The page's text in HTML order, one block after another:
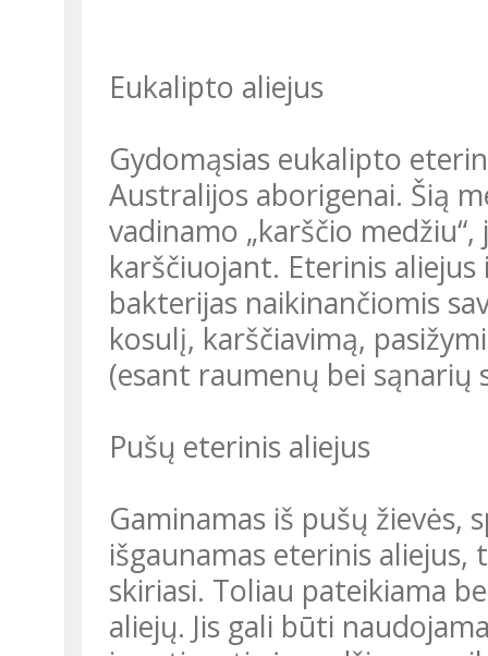
Eukalipto aliejus
Gydomąsias eukalipto
Australijos aborigenai. Šią
vadinamo „karščio
karščiuojant. Eterinis
bakterijas naikinančiomis
kosulį, karščiavimą,
(esant raumenų bei sąnarių
Pušų eterinis aliejus
Gaminamas iš pušų žievės,
išgaunamas eterinis aliejus,
skiriasi. Toliau pateikiama
aliejų. Jis gali būti